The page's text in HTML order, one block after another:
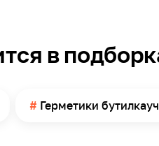
1
в
Герметики